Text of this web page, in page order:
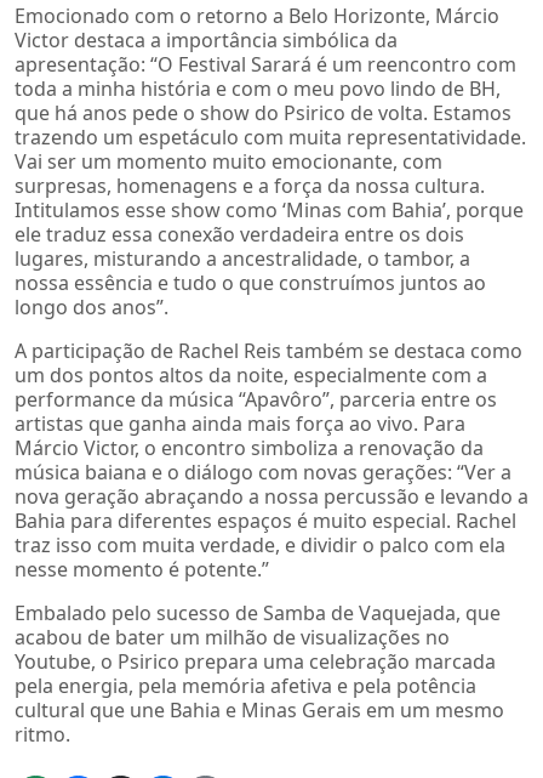
Emocionado com o retorno a Belo Horizonte, Márcio
Victor destaca a importância simbólica da
apresentação: “O Festival Sarará é um reencontro com
toda a minha história e com o meu povo lindo de BH,
que há anos pede o show do Psirico de volta. Estamos
trazendo um espetáculo com muita representatividade.
Vai ser um momento muito emocionante, com
surpresas, homenagens e a força da nossa cultura.
Intitulamos esse show como ‘Minas com Bahia’, porque
ele traduz essa conexão verdadeira entre os dois
lugares, misturando a ancestralidade, o tambor, a
nossa essência e tudo o que construímos juntos ao
longo dos anos”.
A participação de Rachel Reis também se destaca como
um dos pontos altos da noite, especialmente com a
performance da música “Apavôro”, parceria entre os
artistas que ganha ainda mais força ao vivo. Para
Márcio Victor, o encontro simboliza a renovação da
música baiana e o diálogo com novas gerações: “Ver a
nova geração abraçando a nossa percussão e levando a
Bahia para diferentes espaços é muito especial. Rachel
traz isso com muita verdade, e dividir o palco com ela
nesse momento é potente.”
Embalado pelo sucesso de Samba de Vaquejada, que
acabou de bater um milhão de visualizações no
Youtube, o Psirico prepara uma celebração marcada
pela energia, pela memória afetiva e pela potência
cultural que une Bahia e Minas Gerais em um mesmo
ritmo.